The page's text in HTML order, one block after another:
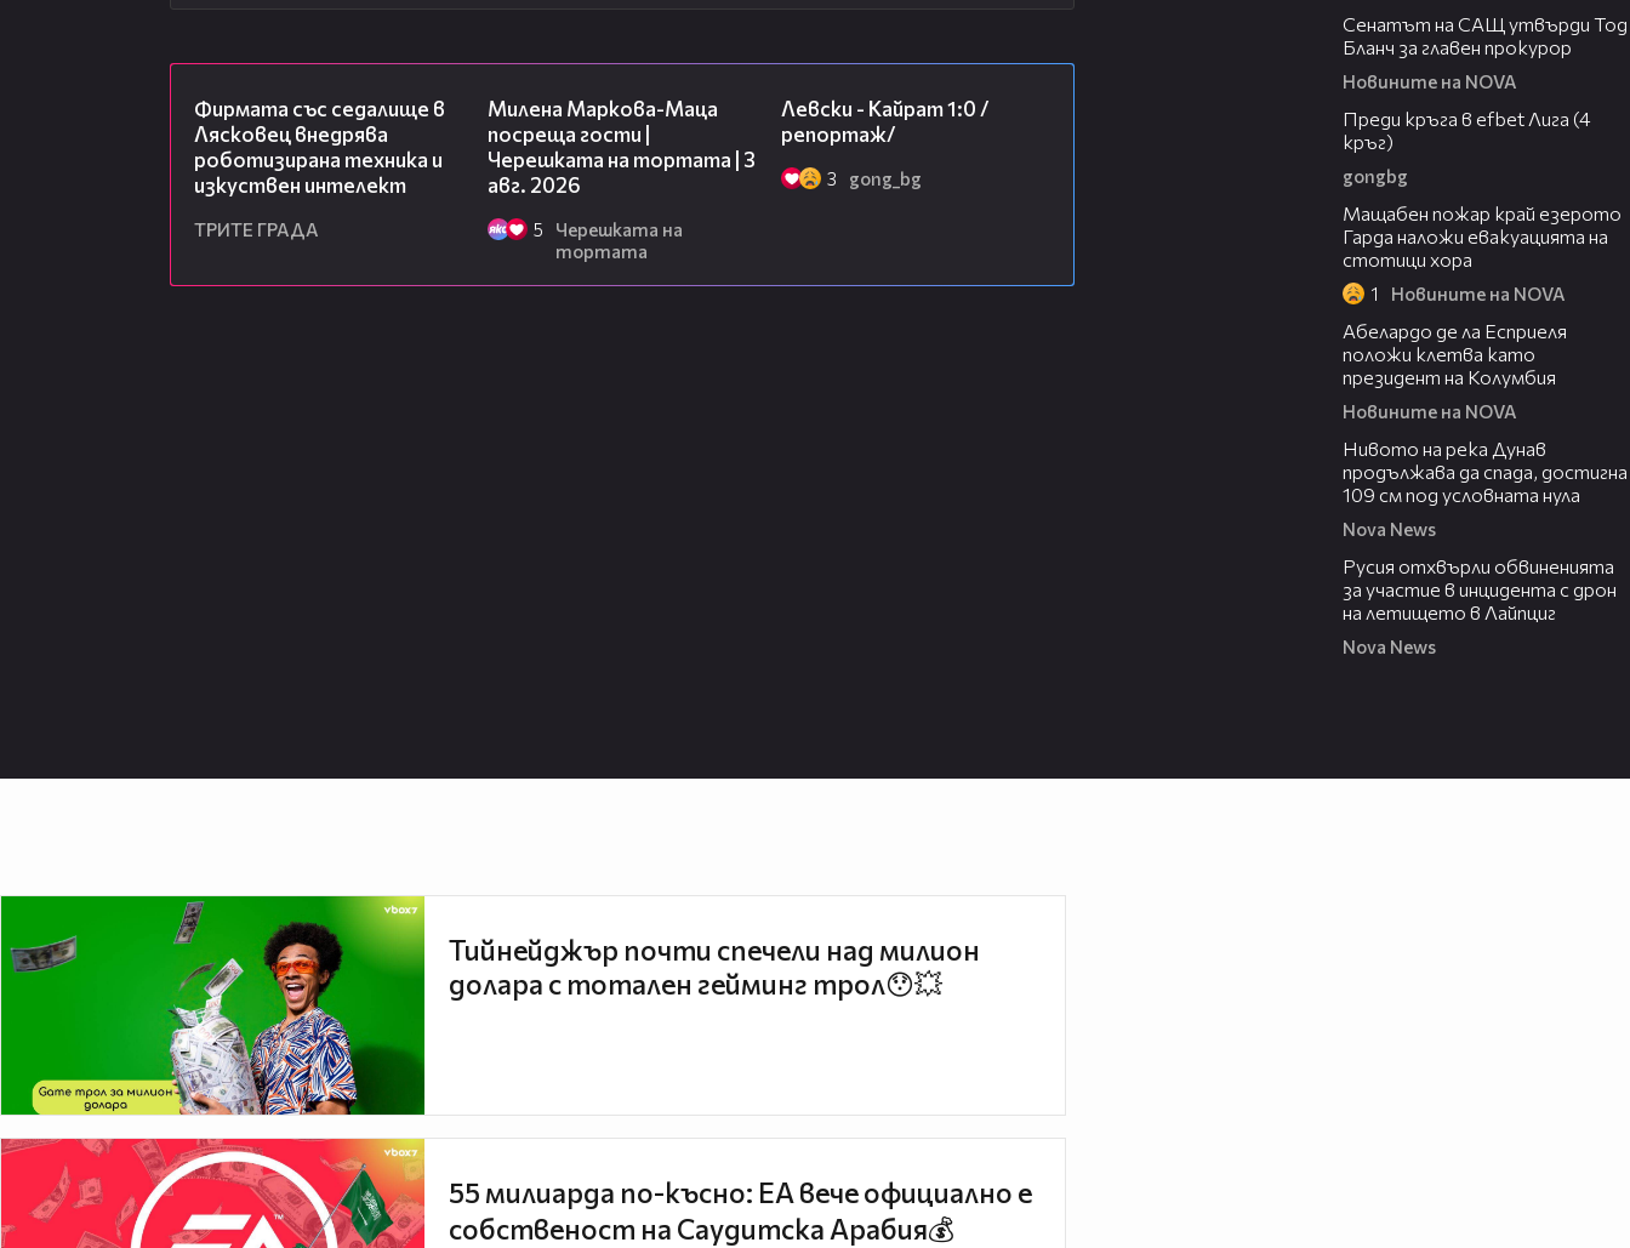
Фирмата със седалище в
Лясковец внедрява
роботизирана техника и
изкуствен интелект
ТРИТЕ ГРАДА
Милена Маркова-Маца
посреща гости |
Черешката на тортата | 3
авг. 2026
5
Черешката на
тортата
Левски - Кайрат 1:0 /
репортаж/
3 gong_bg
Сенатът на САЩ утвърди Тод
Бланч за главен прокурор
Новините на NOVA
Преди кръга в efbet Лига (4
кръг)
gongbg
Мащабен пожар край езерото
Гарда наложи евакуацията на
стотици хора
1 Новините на NOVA
Абелардо де ла Есприеля
положи клетва като
президент на Колумбия
Новините на NOVA
Нивото на река Дунав
продължава да спада, достигна
109 см под условната нула
Nova News
Русия отхвърли обвиненията
за участие в инцидента с дрон
на летището в Лайпциг
Nova News
Тийнейджър почти спечели над милион
долара с тотален гейминг трол😯💥
55 милиарда по-късно: EA вече официално е
собственост на Саудитска Арабия💰